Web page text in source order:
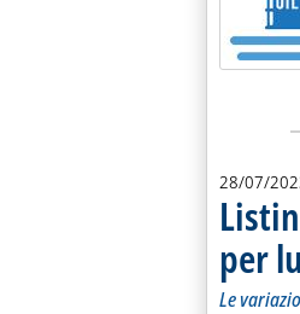
Lista
28/07/
per
Le